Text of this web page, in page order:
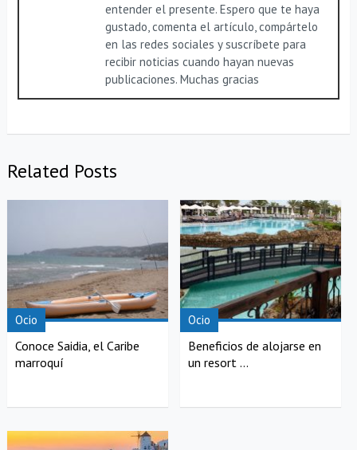
entender el presente. Espero que te haya
gustado, comenta el artículo, compártelo
en las redes sociales y suscríbete para
recibir noticias cuando hayan nuevas
publicaciones. Muchas gracias
Related Posts
Ocio
Conoce Saidia, el Caribe
marroquí
Ocio
Beneficios de alojarse en
un resort ...